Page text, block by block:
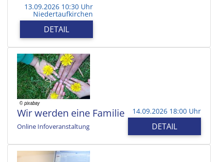
13.09.2026 10:30 Uhr
Niedertaufkirchen
DETAIL
Wir werden eine Familie
Online Infoveranstaltung
14.09.2026 18:00 Uhr
DETAIL